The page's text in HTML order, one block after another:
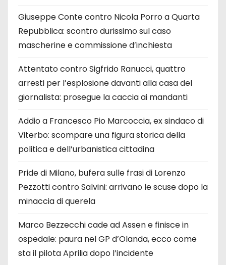
Giuseppe Conte contro Nicola Porro a Quarta
Repubblica: scontro durissimo sul caso
mascherine e commissione d’inchiesta
Attentato contro Sigfrido Ranucci, quattro
arresti per l’esplosione davanti alla casa del
giornalista: prosegue la caccia ai mandanti
Addio a Francesco Pio Marcoccia, ex sindaco di
Viterbo: scompare una figura storica della
politica e dell’urbanistica cittadina
Pride di Milano, bufera sulle frasi di Lorenzo
Pezzotti contro Salvini: arrivano le scuse dopo la
minaccia di querela
Marco Bezzecchi cade ad Assen e finisce in
ospedale: paura nel GP d’Olanda, ecco come
sta il pilota Aprilia dopo l’incidente